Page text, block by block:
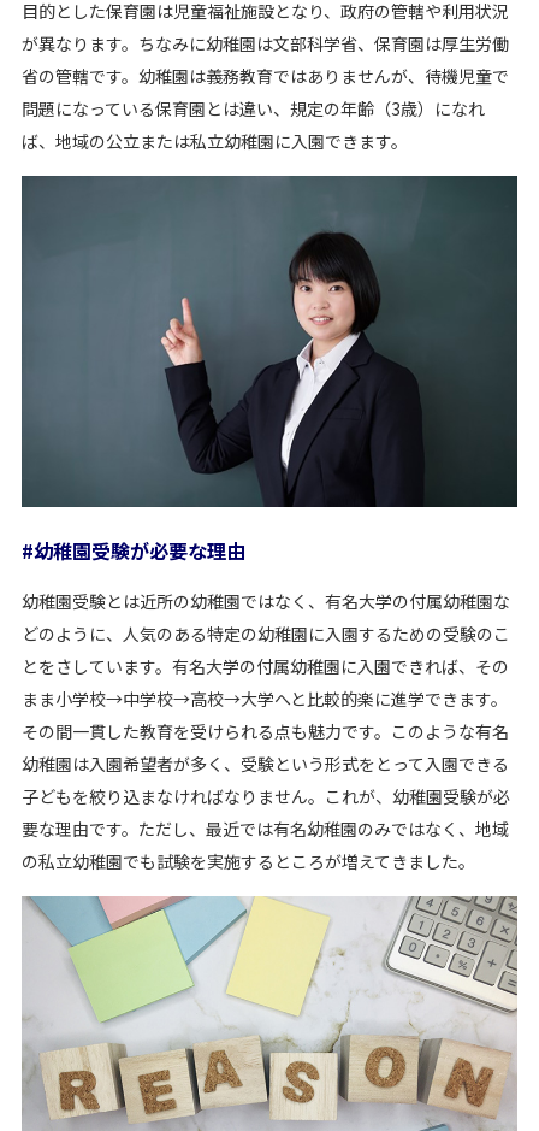
目的とした保育園は児童福祉施設となり、政府の管轄や利用状況
が異なります。ちなみに幼稚園は文部科学省、保育園は厚生労働
省の管轄です。幼稚園は義務教育ではありませんが、待機児童で
問題になっている保育園とは違い、規定の年齢（3歳）になれ
ば、地域の公立または私立幼稚園に入園できます。
#幼稚園受験が必要な理由
幼稚園受験とは近所の幼稚園ではなく、有名大学の付属幼稚園な
どのように、人気のある特定の幼稚園に入園するための受験のこ
とをさしています。有名大学の付属幼稚園に入園できれば、その
まま小学校→中学校→高校→大学へと比較的楽に進学できます。
その間一貫した教育を受けられる点も魅力です。このような有名
幼稚園は入園希望者が多く、受験という形式をとって入園できる
子どもを絞り込まなければなりません。これが、幼稚園受験が必
要な理由です。ただし、最近では有名幼稚園のみではなく、地域
の私立幼稚園でも試験を実施するところが増えてきました。